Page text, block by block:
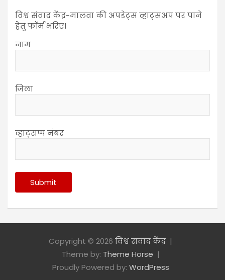
विश्व संवाद केंद्र-मालवा की अपडेट्स व्हाट्सअप पर पाने
हेतु फॉर्म भरिए।
नाम
जिला
व्हाट्सप्प नंबर
Copyright © 2026 विश्व संवाद केंद्र
Theme by: Theme Horse
Proudly Powered by: WordPress